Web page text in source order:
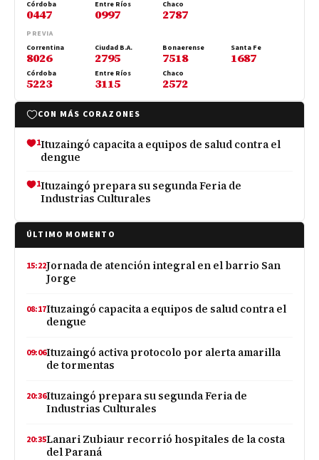
Córdoba
0447
Entre Ríos
0997
Chaco
2787
PREVIA
Correntina
8026
Ciudad B.A.
2795
Bonaerense
7518
Santa Fe
1687
Córdoba
5223
Entre Ríos
3115
Chaco
2572
CON MÁS CORAZONES
1Ituzaingó capacita a equipos de salud contra el
dengue
1Ituzaingó prepara su segunda Feria de
Industrias Culturales
ÚLTIMO MOMENTO
15:22Jornada de atención integral en el barrio San
Jorge
08:17Ituzaingó capacita a equipos de salud contra el
dengue
09:06Ituzaingó activa protocolo por alerta amarilla
de tormentas
20:36Ituzaingó prepara su segunda Feria de
Industrias Culturales
20:35Lanari Zubiaur recorrió hospitales de la costa
del Paraná